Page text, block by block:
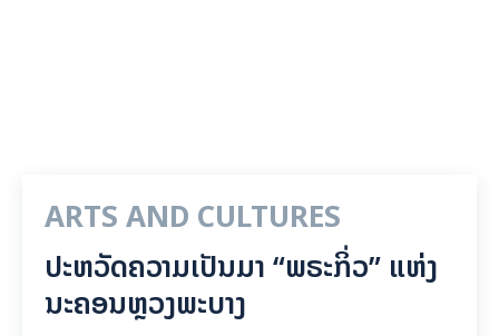
ARTS AND CULTURES
ປະຫວັດຄວາມເປັນມາ “ພຣະກິ່ວ” ແຫ່ງ
ນະຄອນຫຼວງພະບາງ